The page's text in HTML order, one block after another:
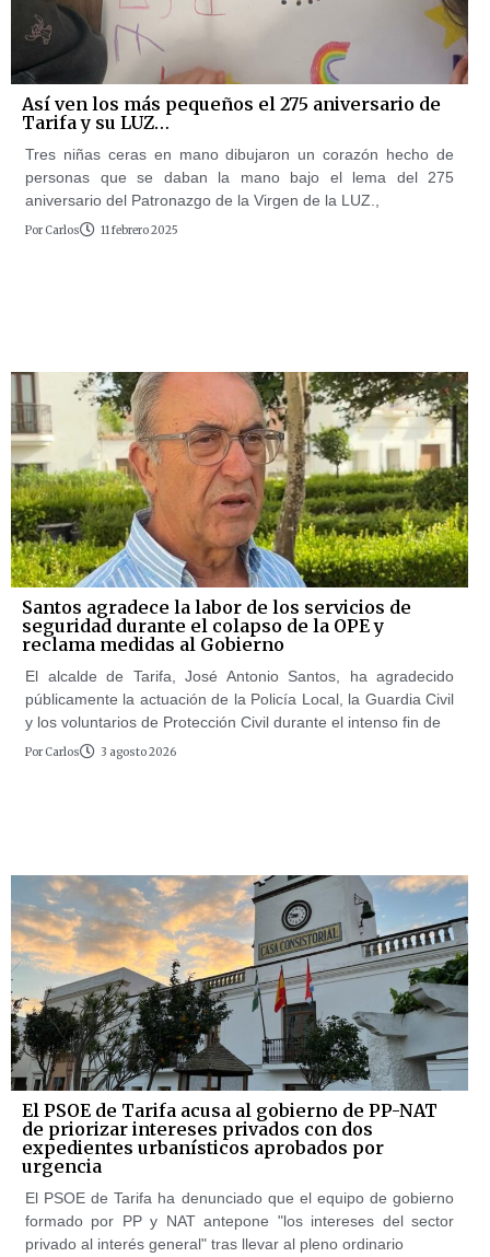
Así ven los más pequeños el 275 aniversario de
Tarifa y su LUZ…
Tres niñas ceras en mano dibujaron un corazón hecho de
personas que se daban la mano bajo el lema del 275
aniversario del Patronazgo de la Virgen de la LUZ.,
Por Carlos 11 febrero 2025
Santos agradece la labor de los servicios de
seguridad durante el colapso de la OPE y
reclama medidas al Gobierno
El alcalde de Tarifa, José Antonio Santos, ha agradecido
públicamente la actuación de la Policía Local, la Guardia Civil
y los voluntarios de Protección Civil durante el intenso fin de
Por Carlos 3 agosto 2026
El PSOE de Tarifa acusa al gobierno de PP-NAT
de priorizar intereses privados con dos
expedientes urbanísticos aprobados por
urgencia
El PSOE de Tarifa ha denunciado que el equipo de gobierno
formado por PP y NAT antepone "los intereses del sector
privado al interés general" tras llevar al pleno ordinario